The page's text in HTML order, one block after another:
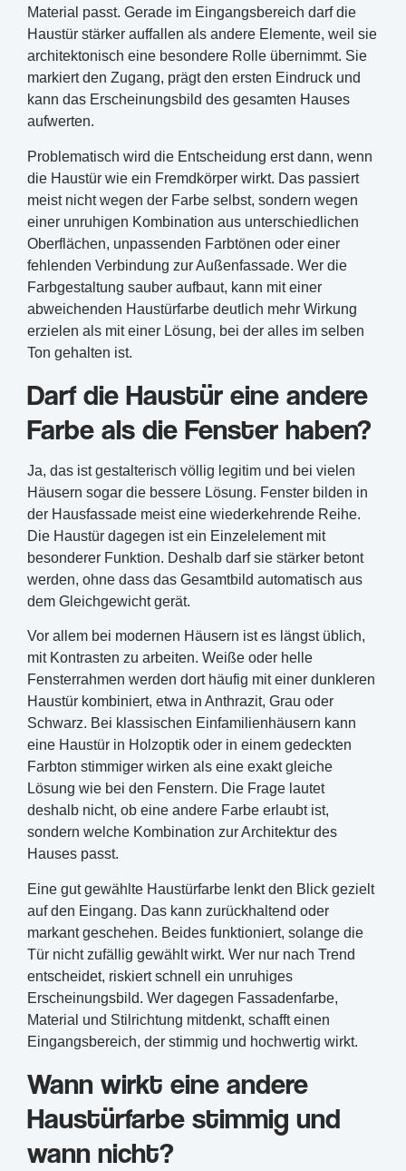
Material passt. Gerade im Eingangsbereich darf die
Haustür stärker auffallen als andere Elemente, weil sie
architektonisch eine besondere Rolle übernimmt. Sie
markiert den Zugang, prägt den ersten Eindruck und
kann das Erscheinungsbild des gesamten Hauses
aufwerten.
Problematisch wird die Entscheidung erst dann, wenn
die Haustür wie ein Fremdkörper wirkt. Das passiert
meist nicht wegen der Farbe selbst, sondern wegen
einer unruhigen Kombination aus unterschiedlichen
Oberflächen, unpassenden Farbtönen oder einer
fehlenden Verbindung zur Außenfassade. Wer die
Farbgestaltung sauber aufbaut, kann mit einer
abweichenden Haustürfarbe deutlich mehr Wirkung
erzielen als mit einer Lösung, bei der alles im selben
Ton gehalten ist.
Darf die Haustür eine andere
Farbe als die Fenster haben?
Ja, das ist gestalterisch völlig legitim und bei vielen
Häusern sogar die bessere Lösung. Fenster bilden in
der Hausfassade meist eine wiederkehrende Reihe.
Die Haustür dagegen ist ein Einzelelement mit
besonderer Funktion. Deshalb darf sie stärker betont
werden, ohne dass das Gesamtbild automatisch aus
dem Gleichgewicht gerät.
Vor allem bei modernen Häusern ist es längst üblich,
mit Kontrasten zu arbeiten. Weiße oder helle
Fensterrahmen werden dort häufig mit einer dunkleren
Haustür kombiniert, etwa in Anthrazit, Grau oder
Schwarz. Bei klassischen Einfamilienhäusern kann
eine Haustür in Holzoptik oder in einem gedeckten
Farbton stimmiger wirken als eine exakt gleiche
Lösung wie bei den Fenstern. Die Frage lautet
deshalb nicht, ob eine andere Farbe erlaubt ist,
sondern welche Kombination zur Architektur des
Hauses passt.
Eine gut gewählte Haustürfarbe lenkt den Blick gezielt
auf den Eingang. Das kann zurückhaltend oder
markant geschehen. Beides funktioniert, solange die
Tür nicht zufällig gewählt wirkt. Wer nur nach Trend
entscheidet, riskiert schnell ein unruhiges
Erscheinungsbild. Wer dagegen Fassadenfarbe,
Material und Stilrichtung mitdenkt, schafft einen
Eingangsbereich, der stimmig und hochwertig wirkt.
Wann wirkt eine andere
Haustürfarbe stimmig und
wann nicht?